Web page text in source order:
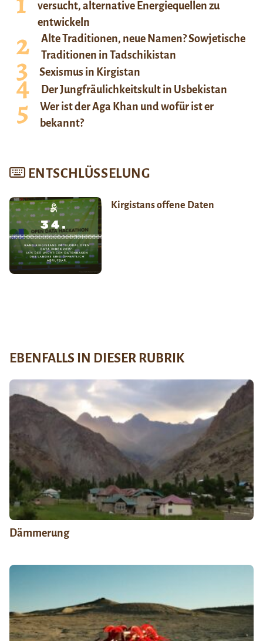
versucht, alternative Energiequellen zu
entwickeln
Alte Traditionen, neue Namen? Sowjetische
Traditionen in Tadschikistan
Sexismus in Kirgistan
Der Jungfräulichkeitskult in Usbekistan
Wer ist der Aga Khan und wofür ist er
bekannt?
ENTSCHLÜSSELUNG
Kirgistans offene Daten
EBENFALLS IN DIESER RUBRIK
Dämmerung